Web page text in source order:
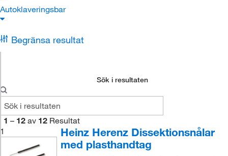
Autoklaveringsbar
Begränsa resultat
Sök i resultaten
1 – 12 av 12 Resultat
1
Heinz Herenz Dissektionsnålar
med plasthandtag